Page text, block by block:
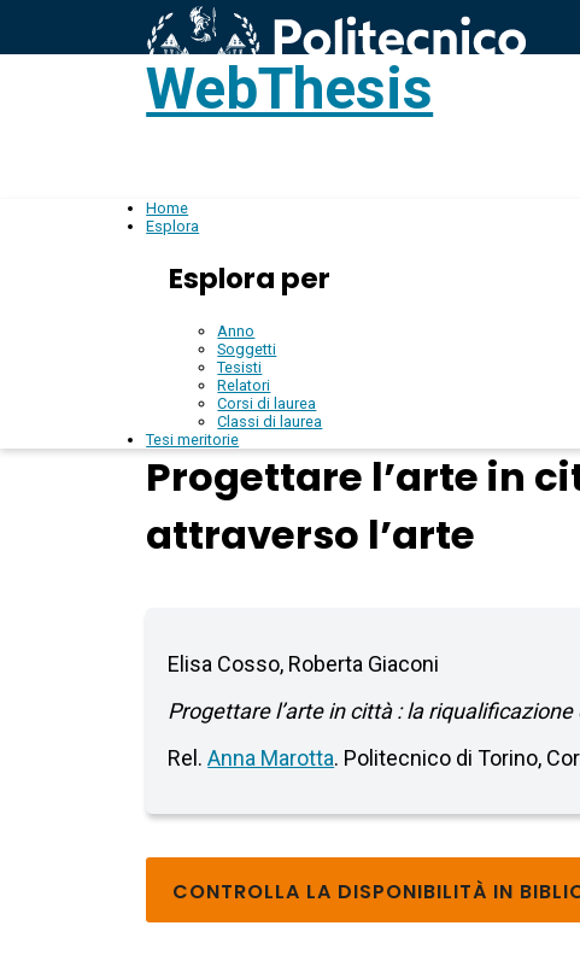
WebThesis
Home
Esplora
Esplora per
Anno
Soggetti
Tesisti
Relatori
Corsi di laurea
Classi di laurea
Tesi meritorie
Progettare l’arte in
attraverso l’arte
Elisa Cosso, Roberta Giaconi
Progettare l’arte in città : la
Rel.Anna Marotta. Politecnico di Torino,
CONTROLLA LA DISPONIBILITÀ IN